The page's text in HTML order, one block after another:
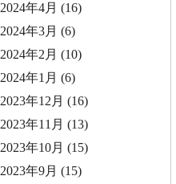
2024年4月 (16)
2024年3月 (6)
2024年2月 (10)
2024年1月 (6)
2023年12月 (16)
2023年11月 (13)
2023年10月 (15)
2023年9月 (15)